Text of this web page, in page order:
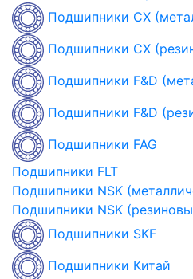
Подшипники CX
Подшипники CX
Подшипники F&D
Подшипники F&D
Подшипники FAG
Подшипники FLT
Подшипники NSK
Подшипники NSK
Подшипники SKF
Подшипники Китай